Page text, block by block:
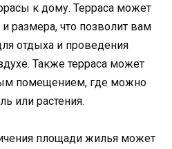
к дому. Терраса может
размера, что позволит вам
отдыха и проведения
Также терраса может
помещением, где можно
или растения.
площади жилья может